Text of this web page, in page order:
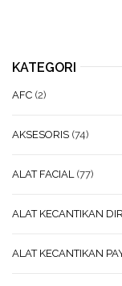
KATEGORI
AFC (2)
AKSESORIS (74)
ALAT FACIAL (77)
ALAT KECANTIKAN
ALAT KECANTIKAN